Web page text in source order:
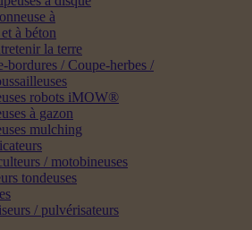
à
à béton
la terre
bordures / Coupe-herbes /
robots iMOW®
à gazon
mulching
/ motobineuses
tondeuses
/ pulvérisateurs